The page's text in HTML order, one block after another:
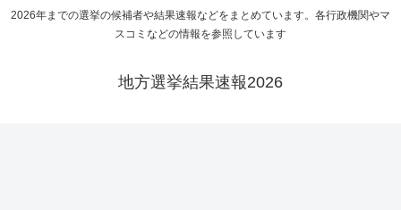
2026年までの選挙の候補者や結果速報などをまとめています。各行政機関やマ
スコミなどの情報を参照しています
地方選挙結果速報2026